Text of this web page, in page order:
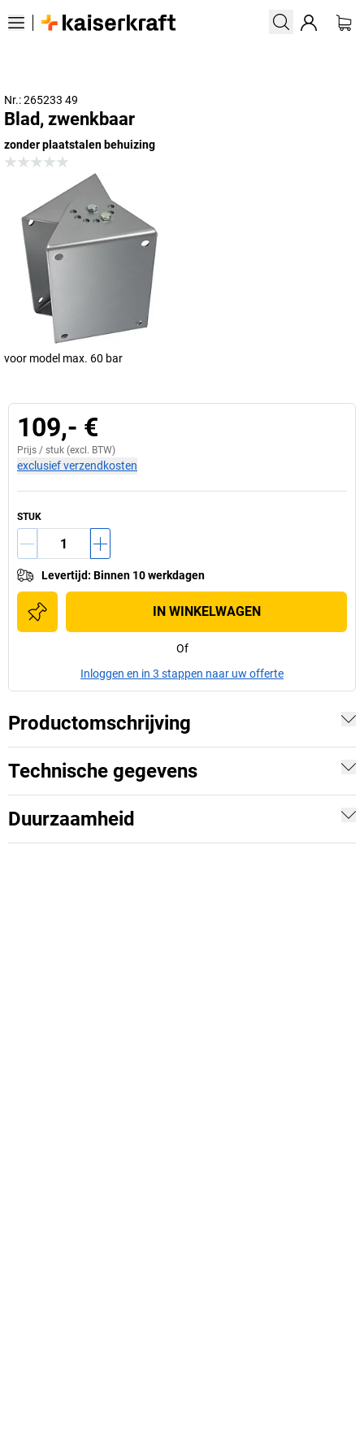
Nr.: 265233 49
Blad, zwenkbaar
zonder plaatstalen behuizing
voor model max. 60 bar
109,- €
Prijs / stuk (excl. BTW)
exclusief verzendkosten
STUK
Levertijd: Binnen 10 werkdagen
IN WINKELWAGEN
Of
Inloggen en in 3 stappen naar uw offerte
Productomschrijving
Technische gegevens
Duurzaamheid